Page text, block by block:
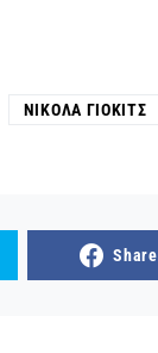
ΝΊΚΟΛΑ ΓΙΌΚΙΤΣ
Share